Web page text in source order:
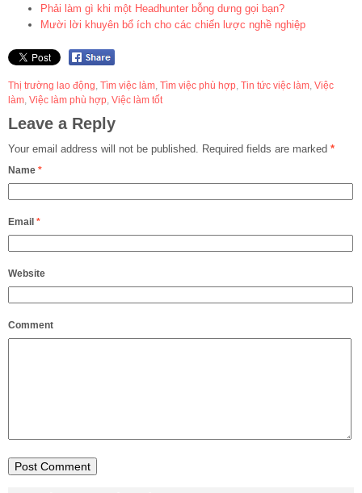
Phải làm gì khi một Headhunter bỗng dưng gọi bạn?
Mười lời khuyên bổ ích cho các chiến lược nghề nghiệp
Thị trường lao động, Tìm việc làm, Tìm việc phù hợp, Tin tức việc làm, Việc
làm, Việc làm phù hợp, Việc làm tốt
Leave a Reply
Your email address will not be published. Required fields are marked *
Name *
Email *
Website
Comment